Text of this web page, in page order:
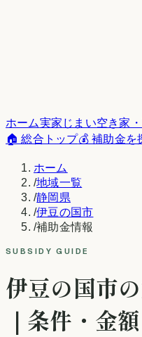
ホーム実家じまい空き家
🏠 総合トップ💰 補助金を
ホーム
/地域一覧
/静岡県
/伊豆の国市
/補助金情報
SUBSIDY GUIDE
伊豆の国市
｜条件・金